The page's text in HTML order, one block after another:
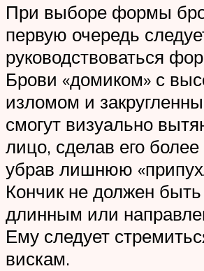
При выборе формы
первую очередь
руководствоваться
Брови «домиком» с
изломом и
смогут визуально
лицо, сделав его
убрав лишнюю
Кончик не должен
длинным или
Ему следует
вискам.